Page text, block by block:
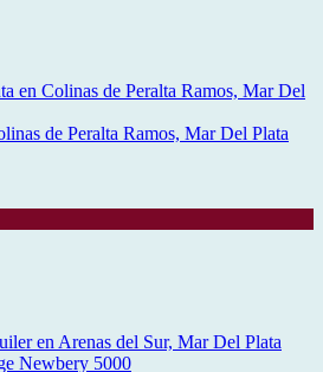
de Peralta Ramos, Mar Del Plata